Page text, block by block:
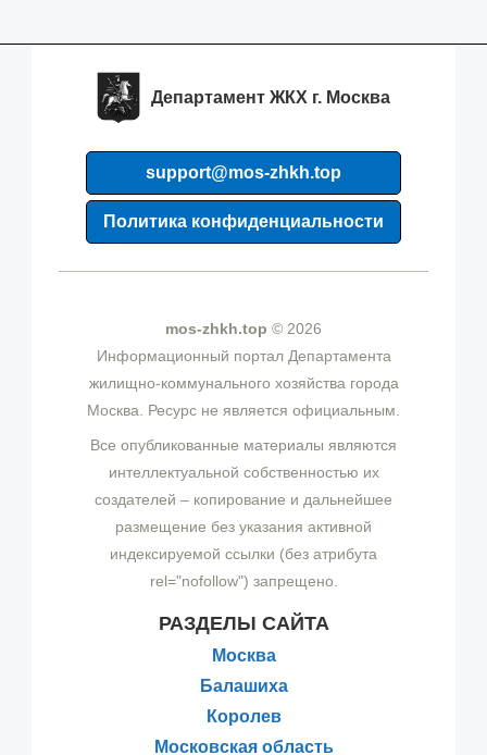
Департамент ЖКХ г. Москва
support@mos-zhkh.top
Политика конфиденциальности
mos-zhkh.top © 2026
Информационный портал Департамента
жилищно-коммунального хозяйства города
Москва. Ресурс не является официальным.
Все опубликованные материалы являются
интеллектуальной собственностью их
создателей – копирование и дальнейшее
размещение без указания активной
индексируемой ссылки (без атрибута
rel="nofollow") запрещено.
РАЗДЕЛЫ САЙТА
Москва
Балашиха
Королев
Московская область